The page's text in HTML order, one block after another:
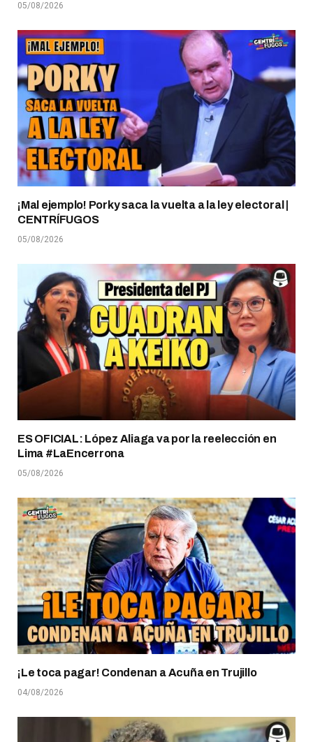
05/08/2026
¡Mal ejemplo! Porky saca la vuelta a la ley electoral |
CENTRÍFUGOS
05/08/2026
ES OFICIAL: López Aliaga va por la reelección en
Lima #LaEncerrona
05/08/2026
¡Le toca pagar! Condenan a Acuña en Trujillo
04/08/2026